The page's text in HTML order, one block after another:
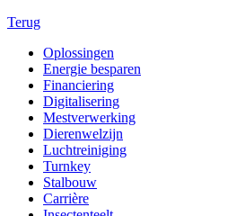
Terug
Oplossingen
Energie besparen
Financiering
Digitalisering
Mestverwerking
Dierenwelzijn
Luchtreiniging
Turnkey
Stalbouw
Carrière